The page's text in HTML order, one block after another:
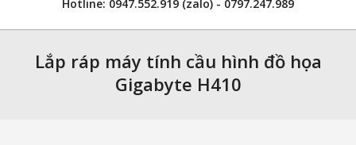
Hotline: 0947.552.919 (zalo) - 0797.247.989
NavigationLắp ráp máy tính cầu hình đồ họa
Gigabyte H410